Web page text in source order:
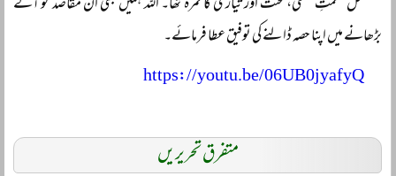
بڑھانے میں اپنا حصہ ڈالنے کی توفیق عطا فرمائے۔
https://youtu.be/06UB0jyafyQ
متفرق تحریریں